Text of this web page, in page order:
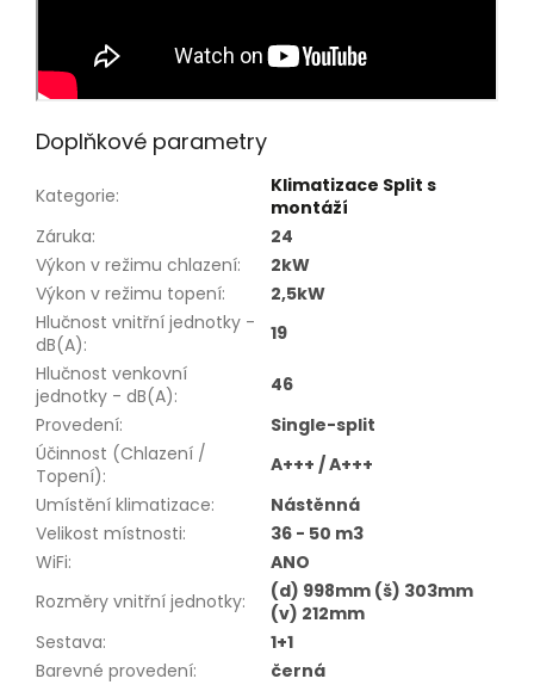
Doplňkové parametry
Kategorie:
Klimatizace Split s
montáží
Záruka:
24
Výkon v režimu chlazení:
2kW
Výkon v režimu topení:
2,5kW
Hlučnost vnitřní jednotky -
dB(A):
19
Hlučnost venkovní
jednotky - dB(A):
46
Provedení:
Single-split
Účinnost (Chlazení /
Topení):
A+++ / A+++
Umístění klimatizace:
Nástěnná
Velikost místnosti:
36 - 50 m3
WiFi:
ANO
Rozměry vnitřní jednotky:
(d) 998mm (š) 303mm
(v) 212mm
Sestava:
1+1
Barevné provedení:
černá